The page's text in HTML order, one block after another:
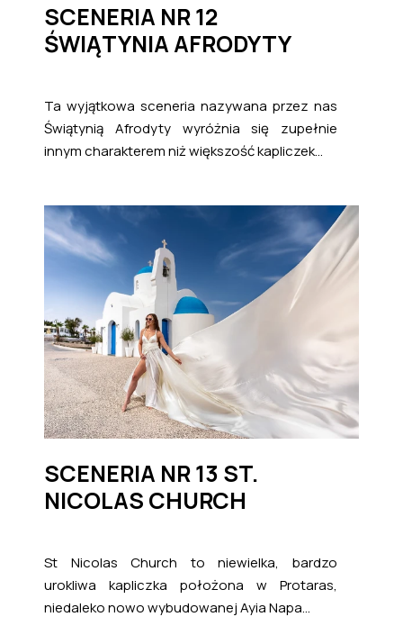
SCENERIA NR 12
ŚWIĄTYNIA AFRODYTY
Ta wyjątkowa sceneria nazywana przez nas
Świątynią Afrodyty wyróżnia się zupełnie
innym charakterem niż większość kapliczek...
SCENERIA NR 13 ST.
NICOLAS CHURCH
St Nicolas Church to niewielka, bardzo
urokliwa kapliczka położona w Protaras,
niedaleko nowo wybudowanej Ayia Napa...